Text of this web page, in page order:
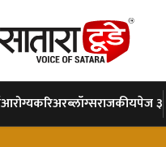
आरोग्यकरिअरब्लॉग्सराजकीयपेज ३